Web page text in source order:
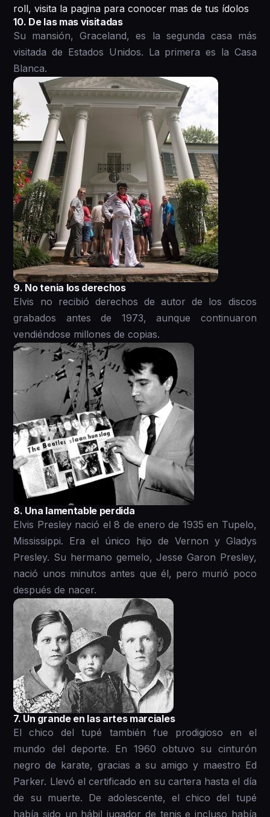
roll, visita la pagina para conocer mas de tus ídolos
10. De las mas visitadas
Su mansión, Graceland, es la segunda casa más
visitada de Estados Unidos. La primera es la Casa
Blanca.
9. No tenia los derechos
Elvis no recibió derechos de autor de los discos
grabados antes de 1973, aunque continuaron
vendiéndose millones de copias.
8. Una lamentable perdida
Elvis Presley nació el 8 de enero de 1935 en Tupelo,
Mississippi. Era el único hijo de Vernon y Gladys
Presley. Su hermano gemelo, Jesse Garon Presley,
nació unos minutos antes que él, pero murió poco
después de nacer.
7. Un grande en las artes marciales
El chico del tupé también fue prodigioso en el
mundo del deporte. En 1960 obtuvo su cinturón
negro de karate, gracias a su amigo y maestro Ed
Parker. Llevó el certificado en su cartera hasta el día
de su muerte. De adolescente, el chico del tupé
había sido un hábil jugador de tenis e incluso había